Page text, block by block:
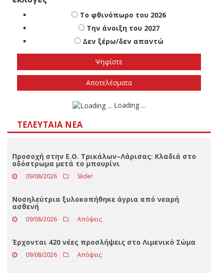
Πότε πιστεύετε ότι θα γίνουν οι εθνικές
εκλογές
Το φθινόπωρο του 2026
Την άνοιξη του 2027
Δεν ξέρω/δεν απαντώ
ΤΕΛΕΥΤΑΊΑ ΝΈΑ
Προσοχή στην Ε.Ο. Τρικάλων–Λάρισας: Κλαδιά στο
οδόστρωμα μετά το μπουρίνι
09/08/2026 Slider
Νοσηλεύτρια ξυλοκοπήθηκε άγρια από νεαρή
ασθενή